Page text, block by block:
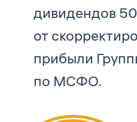
дивидендов
от
прибыли
по МСФО.